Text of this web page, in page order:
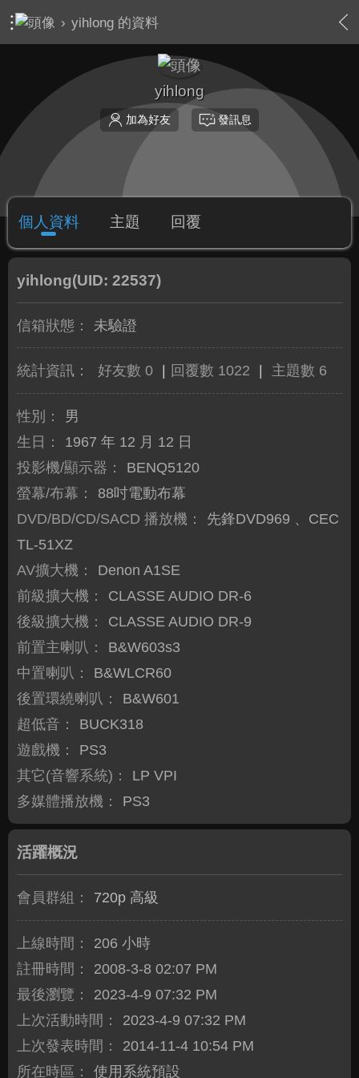
› yihlong 的資料
yihlong
加為好友 發訊息
個人資料 主題 回覆
yihlong(UID: 22537)
信箱狀態： 未驗證
統計資訊： 好友數 0 回覆數 1022 主題數 6
性別：
男
生日：
1967 年 12 月 12 日
投影機/顯示器：
BENQ5120
螢幕/布幕：
88吋電動布幕
DVD/BD/CD/SACD 播放機：
先鋒DVD969 、CEC
TL-51XZ
AV擴大機：
Denon A1SE
前級擴大機：
CLASSE AUDIO DR-6
後級擴大機：
CLASSE AUDIO DR-9
前置主喇叭：
B&W603s3
中置喇叭：
B&WLCR60
後置環繞喇叭：
B&W601
超低音：
BUCK318
遊戲機：
PS3
其它(音響系統)：
LP VPI
多媒體播放機：
PS3
活躍概況
會員群組： 720p 高級
上線時間：
206 小時
註冊時間：
2008-3-8 02:07 PM
最後瀏覽：
2023-4-9 07:32 PM
上次活動時間：
2023-4-9 07:32 PM
上次發表時間：
2014-11-4 10:54 PM
所在時區：
使用系統預設